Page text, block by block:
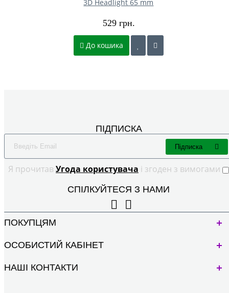
3D Headlight 65 mm
529 грн.
До кошика
ПІДПИСКА
Я прочитав Угода користувача і згоден з вимогами
Підписка
СПІЛКУЙТЕСЯ З НАМИ
ПОКУПЦЯМ
ОСОБИСТИЙ КАБІНЕТ
НАШІ КОНТАКТИ